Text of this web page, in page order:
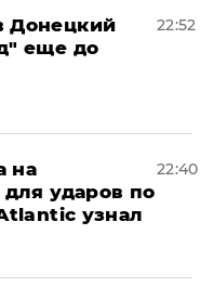
Донецкий
еще до
22:52
на
ударов по
узнал
22:40